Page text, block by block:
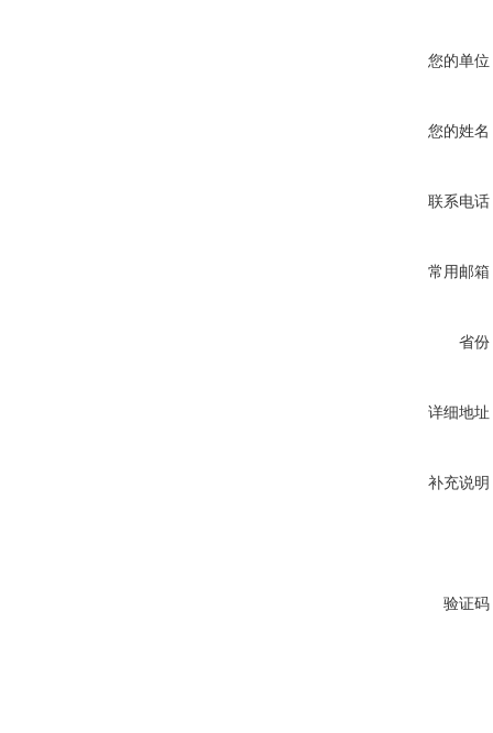
您的单位
您的姓名
联系电话
常用邮箱
省份
详细地址
补充说明
验证码